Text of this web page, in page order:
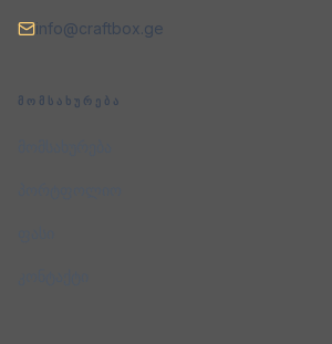
info@craftbox.ge
ᲛᲝᲛᲡᲐᲮᲣᲠᲔᲑᲐ